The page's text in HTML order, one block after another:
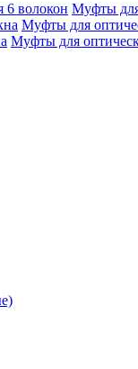
6 волокон Муфты для
Муфты для
Муфты для